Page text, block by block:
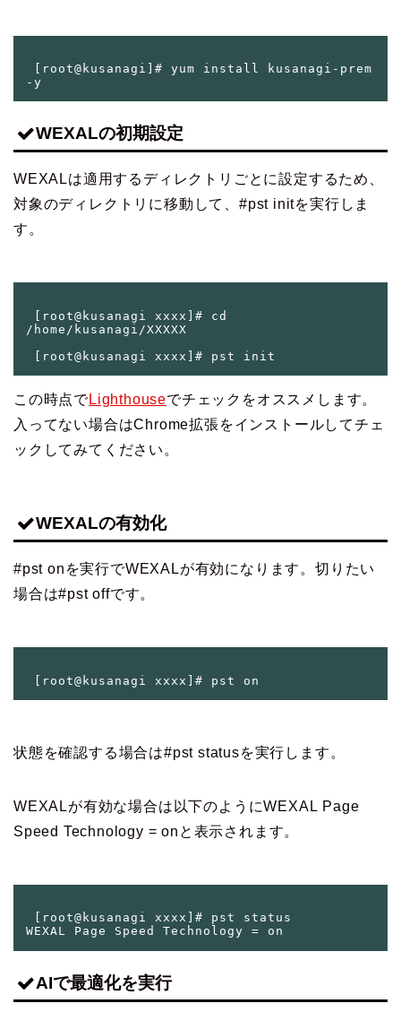
[root@kusanagi]# yum install kusanagi-prem
WEXALの初期設定
WEXALは適用するディレクトリごとに設定するため、
対象のディレクトリに移動して、 #pst initを実行しま
す。
[root@kusanagi xxxx]# cd
/home/kusanagi/XXXXX
この時点でLighthouseでチェックをオススメします。
入ってない場合はChrome拡張をインストールしてチェ
ックしてみてください。
WEXALの有効化
#pst on を実行でWEXALが有効になります。切りたい
場合は#pst offです。
状態を確認する場合は#pst statusを実行します。
WEXALが有効な場合は以下のようにWEXAL Page
Speed Technology = onと表示されます。
[root@kusanagi xxxx]# pst status
AIで最適化を実行